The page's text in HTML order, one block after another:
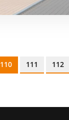
110 111 112